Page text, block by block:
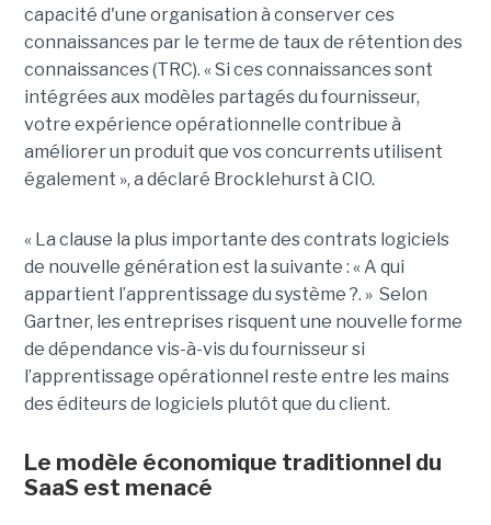
capacité d'une organisation à conserver ces
connaissances par le terme de taux de rétention des
connaissances (TRC). « Si ces connaissances sont
intégrées aux modèles partagés du fournisseur,
votre expérience opérationnelle contribue à
améliorer un produit que vos concurrents utilisent
également », a déclaré Brocklehurst à CIO.
« La clause la plus importante des contrats logiciels
de nouvelle génération est la suivante : « A qui
appartient l’apprentissage du système ?. » Selon
Gartner, les entreprises risquent une nouvelle forme
de dépendance vis-à-vis du fournisseur si
l’apprentissage opérationnel reste entre les mains
des éditeurs de logiciels plutôt que du client.
Le modèle économique traditionnel du
SaaS est menacé